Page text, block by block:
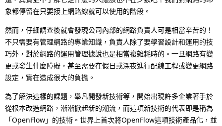
e
n
t
l
o
c
a
g
a
t
i
o
n
象都停留在只要接上網路線就可以使用的階段。
然而，仔細調查後就會發現公司內部的網路負責人可是相當辛苦的！
不只需要有管理網路的專業知識，負責人除了要學習設計和運用的技
巧外，對於網路的運用管理據說也是相當複雜耗時的。一旦網路有變
更或發生什麼障礙，甚至需要在假日或深夜進行配線工程或變更網路
設定，實在造成很大的負擔。
為了解決這樣的課題，舉凡開發新技術等，開始出現許多企業著手於
從根本改造網路，漸漸掀起新的潮流，而這項新技術的代表即是稱為
「OpenFlow」的技術。世界上首次將OpenFlow這項技術產品化，並